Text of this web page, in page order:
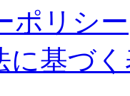
ポリシー
に基づ